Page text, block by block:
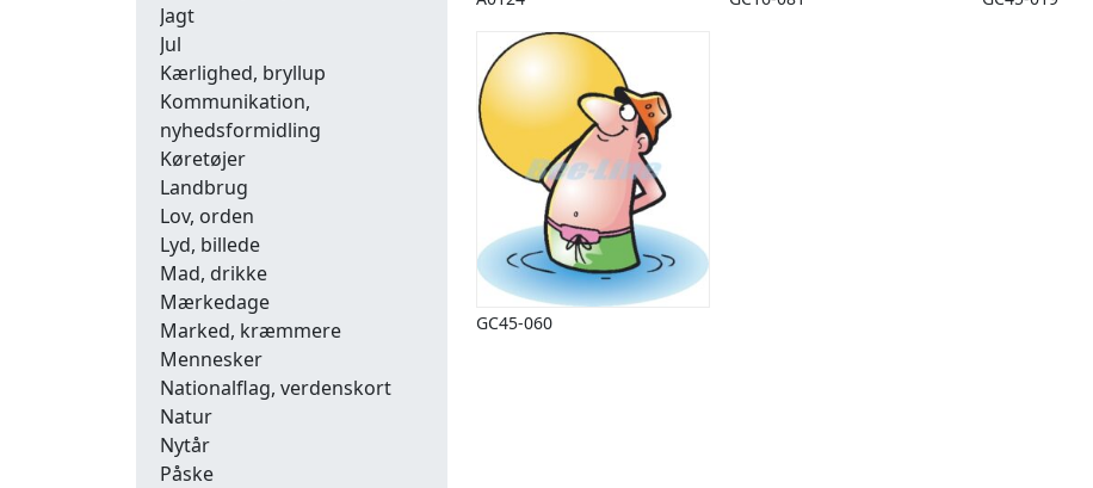
Jagt
Jul
Kærlighed, bryllup
Kommunikation,
nyhedsformidling
Køretøjer
Landbrug
Lov, orden
Lyd, billede
Mad, drikke
Mærkedage
Marked, kræmmere
Mennesker
Nationalflag, verdenskort
Natur
Nytår
Påske
GC45-060